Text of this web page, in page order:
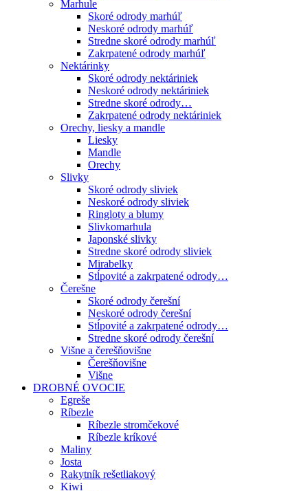
Marhule
Skoré odrody marhúľ
Neskoré odrody marhúľ
Stredne skoré odrody marhúľ
Zakrpatené odrody marhúľ
Nektárinky
Skoré odrody nektáriniek
Neskoré odrody nektáriniek
Stredne skoré odrody…
Zakrpatené odrody nektáriniek
Orechy, liesky a mandle
Liesky
Mandle
Orechy
Slivky
Skoré odrody sliviek
Neskoré odrody sliviek
Ringloty a blumy
Slivkomarhula
Japonské slivky
Stredne skoré odrody sliviek
Mirabelky
Stĺpovité a zakrpatené odrody…
Čerešne
Skoré odrody čerešní
Neskoré odrody čerešní
Stĺpovité a zakrpatené odrody…
Stredne skoré odrody čerešní
Višne a čerešňovišne
Čerešňovišne
Višne
DROBNÉ OVOCIE
Egreše
Ríbezle
Ríbezle stromčekové
Ríbezle kríkové
Maliny
Josta
Rakytník rešetliakový
Kiwi